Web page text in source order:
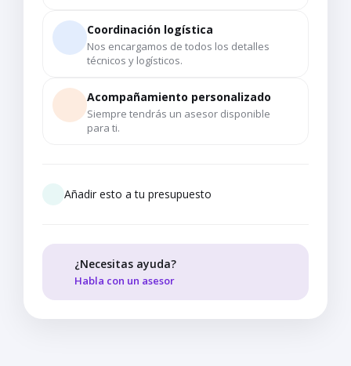
Coordinación logística
Nos encargamos de todos los detalles
técnicos y logísticos.
Acompañamiento personalizado
Siempre tendrás un asesor disponible
para ti.
Añadir esto a tu presupuesto
¿Necesitas ayuda?
Habla con un asesor